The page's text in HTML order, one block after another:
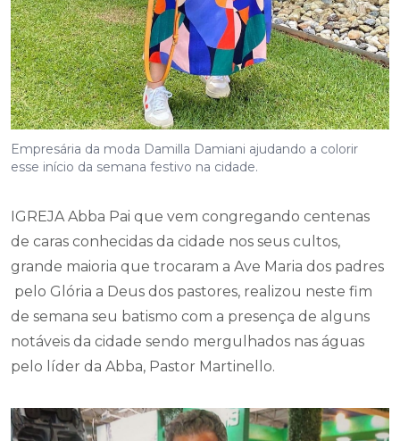
Empresária da moda Damilla Damiani ajudando a colorir
esse início da semana festivo na cidade.
IGREJA Abba Pai que vem congregando centenas
de caras conhecidas da cidade nos seus cultos,
grande maioria que trocaram a Ave Maria dos padres
pelo Glória a Deus dos pastores, realizou neste fim
de semana seu batismo com a presença de alguns
notáveis da cidade sendo mergulhados nas águas
pelo líder da Abba, Pastor Martinello.